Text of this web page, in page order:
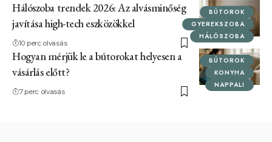
BÚTOROK
GYEREKSZOBA
HÁLÓSZOBA
Hálószoba trendek 2026: Az alvásminőség
javítása high-tech eszközökkel
10 perc olvasás
BÚTOROK
KONYHA
NAPPALI
Hogyan mérjük le a bútorokat helyesen a
vásárlás előtt?
7 perc olvasás